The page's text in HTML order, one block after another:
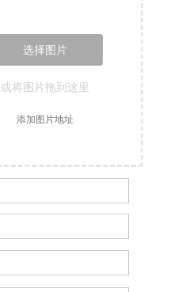
选择图片
或将图片拖到这里
添加图片地址